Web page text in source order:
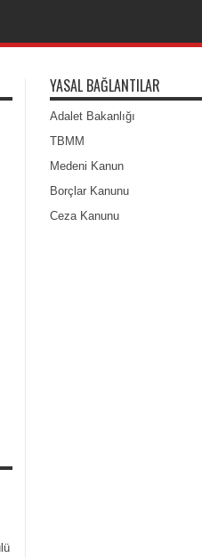
YASAL BAĞLANTILAR
Adalet Bakanlığı
TBMM
Medeni Kanun
Borçlar Kanunu
Ceza Kanunu